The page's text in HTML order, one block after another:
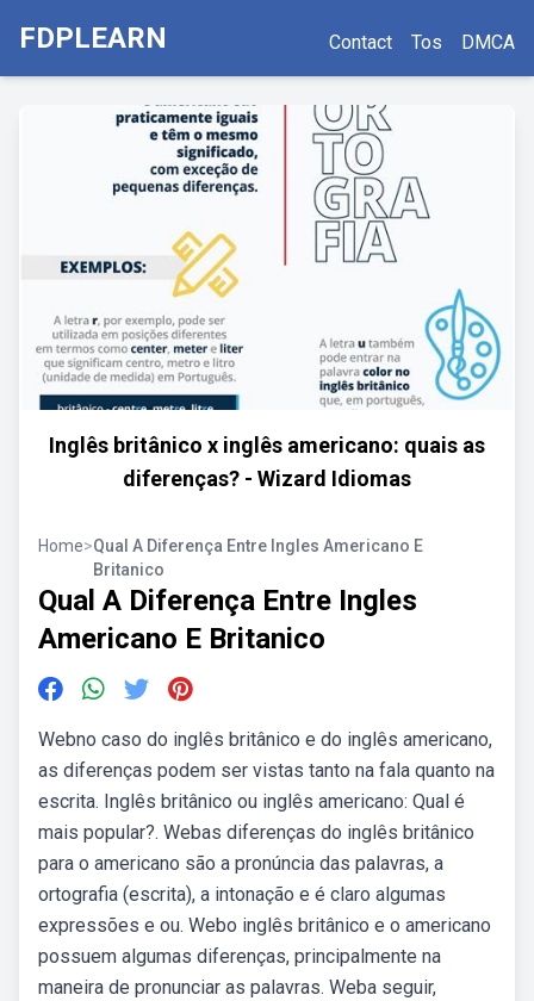
FDPLEARN Contact Tos DMCA
Inglês britânico x inglês americano: quais as
diferenças? - Wizard Idiomas
Home>Qual A Diferença Entre Ingles Americano E
Britanico
Qual A Diferença Entre Ingles
Americano E Britanico
Webno caso do inglês britânico e do inglês americano,
as diferenças podem ser vistas tanto na fala quanto na
escrita. Inglês britânico ou inglês americano: Qual é
mais popular?. Webas diferenças do inglês britânico
para o americano são a pronúncia das palavras, a
ortografia (escrita), a intonação e é claro algumas
expressões e ou. Webo inglês britânico e o americano
possuem algumas diferenças, principalmente na
maneira de pronunciar as palavras. Weba seguir,